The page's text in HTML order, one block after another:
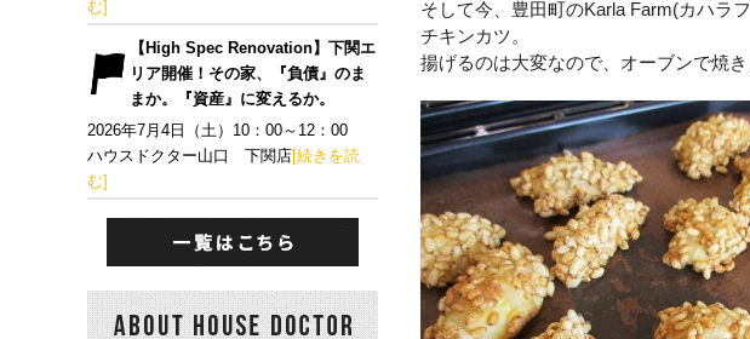
そして今、豊田町のKarla Farm(カハラ
チキンカツ。
揚げるのは大変なので、オーブンで焼き
む]
【High Spec Renovation】下関エ
リア開催！その家、『負債』のま
まか。『資産』に変えるか。
2026年7月4日（土）10：00～12：00
ハウスドクター山口 下関店[続きを読
む]